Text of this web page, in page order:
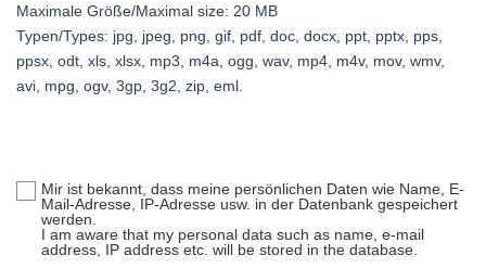
Maximale Größe/Maximal size: 20 MB
Typen/Types: jpg, jpeg, png, gif, pdf, doc, docx, ppt, pptx, pps,
ppsx, odt, xls, xlsx, mp3, m4a, ogg, wav, mp4, m4v, mov, wmv,
avi, mpg, ogv, 3gp, 3g2, zip, eml.
Mir ist bekannt, dass meine persönlichen Daten wie Name, E-
Mail-Adresse, IP-Adresse usw. in der Datenbank gespeichert
werden.
I am aware that my personal data such as name, e-mail
address, IP address etc. will be stored in the database.